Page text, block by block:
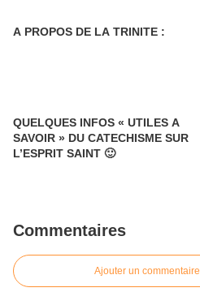
A PROPOS DE LA TRINITE :
QUELQUES INFOS « UTILES A
SAVOIR » DU CATECHISME SUR
L’ESPRIT SAINT 🙂
Commentaires
Ajouter un commentaire